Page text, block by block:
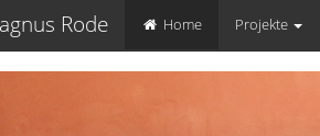
Rode Home Projekte